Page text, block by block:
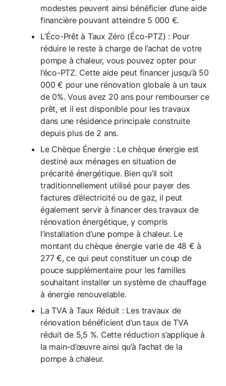
modestes peuvent ainsi bénéficier d’une aide
financière pouvant atteindre 5 000 €.
L’Éco-Prêt à Taux Zéro (Éco-PTZ) : Pour
réduire le reste à charge de l’achat de votre
pompe à chaleur, vous pouvez opter pour
l’éco-PTZ. Cette aide peut financer jusqu’à 50
000 € pour une rénovation globale à un taux
de 0%. Vous avez 20 ans pour rembourser ce
prêt, et il est disponible pour les travaux
dans une résidence principale construite
depuis plus de 2 ans.
Le Chèque Énergie : Le chèque énergie est
destiné aux ménages en situation de
précarité énergétique. Bien qu’il soit
traditionnellement utilisé pour payer des
factures d’électricité ou de gaz, il peut
également servir à financer des travaux de
rénovation énergétique, y compris
l’installation d’une pompe à chaleur. Le
montant du chèque énergie varie de 48 € à
277 €, ce qui peut constituer un coup de
pouce supplémentaire pour les familles
souhaitant installer un système de chauffage
à énergie renouvelable.
La TVA à Taux Réduit : Les travaux de
rénovation bénéficient d’un taux de TVA
réduit de 5,5 %. Cette réduction s’applique à
la main-d’œuvre ainsi qu’à l’achat de la
pompe à chaleur.